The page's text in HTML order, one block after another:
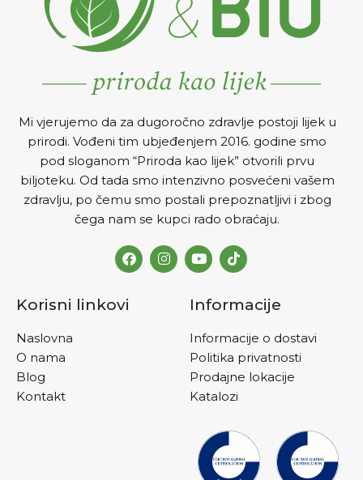
Mi vjerujemo da za dugoročno zdravlje postoji lijek u
prirodi. Vođeni tim ubjeđenjem 2016. godine smo
pod sloganom “Priroda kao lijek” otvorili prvu
biljoteku. Od tada smo intenzivno posvećeni vašem
zdravlju, po čemu smo postali prepoznatljivi i zbog
čega nam se kupci rado obraćaju.
Korisni linkovi
Naslovna
O nama
Blog
Kontakt
Informacije
Informacije o dostavi
Politika privatnosti
Prodajne lokacije
Katalozi